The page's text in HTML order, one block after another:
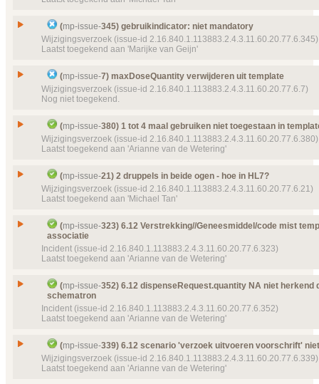
Wijzigingsverzoek
Geannuleerd, toegekend
Prioriteit
normaal
Object(en)
Doel van verwijzing ontbreekt
Details
Klik hier voor alle issuedetails
Issue
assignedAuthor in dataset?
mp-issue-50
Wijzigingsverzoek
Geannuleerd, toegekend
Prioriteit
normaal
Object(en)
Details
Klik hier voor alle issuedetails
(mp-issue-345) gebruikindicator: niet mandatory
Wijzigingsverzoek (issue-id 2.16.840.1.113883.2.4.3.11.60.20.77.6.345)
Laatst toegekend aan 'Marijke van Geijn'
Issue
gebruikindicator: niet mandatory
mp-issue-345
Geannuleerd, toegekend
Prioriteit
normaal
Object(en)
Doel van verwijzing ontbreekt
Details
Klik hier voor alle issuedetails
(mp-issue-7) maxDoseQuantity verwijderen uit template
Wijzigingsverzoek (issue-id 2.16.840.1.113883.2.4.3.11.60.20.77.6.7)
Nog niet toegekend.
Issue
maxDoseQuantity verwijderen uit template
mp-issue-7
Wijzigingsverzoek
Geannuleerd
Prioriteit
normaal
Object(en)
Doel van verwijzing ontbreekt
Details
Klik hier voor alle issuedetails
(mp-issue-380) 1 tot 4 maal gebruiken niet toegestaan in
Wijzigingsverzoek (issue-id 2.16.840.1.113883.2.4.3.11.60.20.77.6.380)
Laatst toegekend aan 'Arianne van de Wetering'
Issue
1 tot 4 maal gebruiken niet toegestaan in template
mp-issue-380
Wijzigingsverzoek
Gesloten, toegekend
Prioriteit
Labels
(P908) Publicatie 9.0.8
9121
13:43:40) MPCDADosering
Details
Klik hier voor alle issuedetails
(mp-issue-21) 2 druppels in beide ogen - hoe in HL7?
Wijzigingsverzoek (issue-id 2.16.840.1.113883.2.4.3.11.60.20.77.6.21)
Laatst toegekend aan 'Michael Tan'
Issue
2 druppels in beide ogen - hoe in HL7?
Wijzigingsverzoek
Prioriteit
normaal
Object(en)
9589 (2013‑12‑01) Doseerhoeveelheid
Klik hier voor alle issuedetails
(mp-issue-323) 6.12 Verstrekking//Geneesmiddel/code mist
associatie
Incident (issue-id 2.16.840.1.113883.2.4.3.11.60.20.77.6.323)
Laatst toegekend aan 'Arianne van de Wetering'
Issue
6.12 Verstrekking//Geneesmiddel/code mist
associatie
mp-issue- 323
Incident
Prioriteit
normaal
Object(en)
Doel van verwijzing ontbreekt
(mp-issue-352) 6.12 dispenseRequest.quantity NA niet herkend
schematron
Incident (issue-id 2.16.840.1.113883.2.4.3.11.60.20.77.6.352)
Laatst toegekend aan 'Arianne van de Wetering'
Issue
6.12 dispenseRequest.quantity NA niet herkend
schematron
mp-issue-352
(mp-issue-339) 6.12 scenario 'verzoek uitvoeren voorschrift'
Wijzigingsverzoek (issue-id 2.16.840.1.113883.2.4.3.11.60.20.77.6.339)
Laatst toegekend aan 'Arianne van de Wetering'